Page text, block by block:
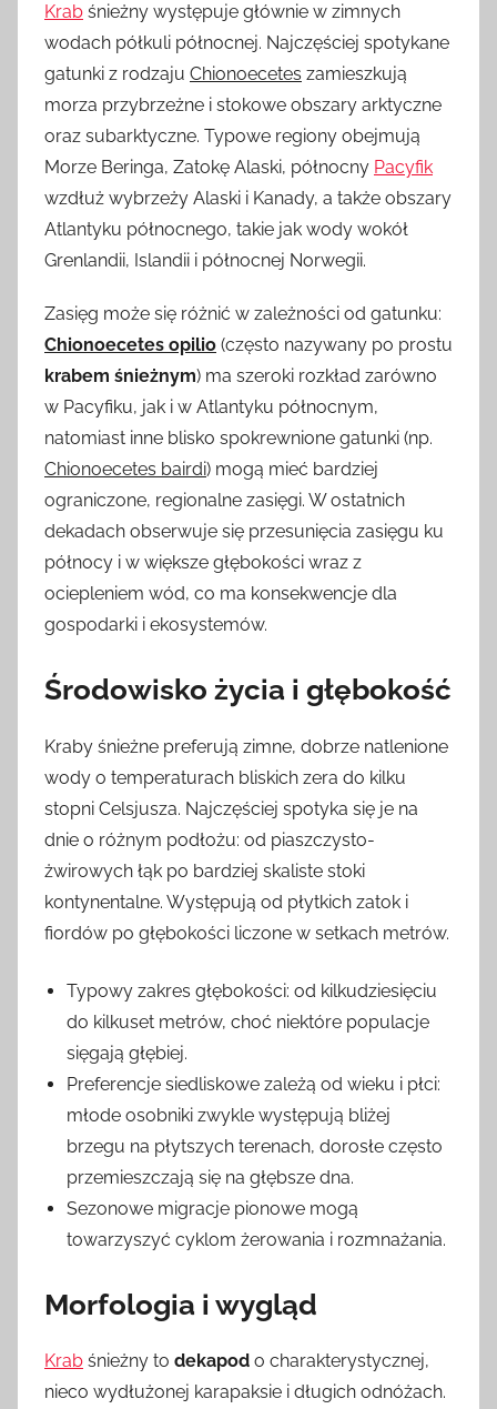
Krab śnieżny występuje głównie w zimnych
wodach półkuli północnej. Najczęściej spotykane
gatunki z rodzaju Chionoecetes zamieszkują
morza przybrzeżne i stokowe obszary arktyczne
oraz subarktyczne. Typowe regiony obejmują
Morze Beringa, Zatokę Alaski, północny Pacyfik
wzdłuż wybrzeży Alaski i Kanady, a także obszary
Atlantyku północnego, takie jak wody wokół
Grenlandii, Islandii i północnej Norwegii.
Zasięg może się różnić w zależności od gatunku:
Chionoecetes opilio (często nazywany po prostu
krabem śnieżnym) ma szeroki rozkład zarówno
w Pacyfiku, jak i w Atlantyku północnym,
natomiast inne blisko spokrewnione gatunki (np.
Chionoecetes bairdi) mogą mieć bardziej
ograniczone, regionalne zasięgi. W ostatnich
dekadach obserwuje się przesunięcia zasięgu ku
północy i w większe głębokości wraz z
ociepleniem wód, co ma konsekwencje dla
gospodarki i ekosystemów.
Środowisko życia i głębokość
Kraby śnieżne preferują zimne, dobrze natlenione
wody o temperaturach bliskich zera do kilku
stopni Celsjusza. Najczęściej spotyka się je na
dnie o różnym podłożu: od piaszczysto-
żwirowych łąk po bardziej skaliste stoki
kontynentalne. Występują od płytkich zatok i
fiordów po głębokości liczone w setkach metrów.
Typowy zakres głębokości: od kilkudziesięciu
do kilkuset metrów, choć niektóre populacje
sięgają głębiej.
Preferencje siedliskowe zależą od wieku i płci:
młode osobniki zwykle występują bliżej
brzegu na płytszych terenach, dorosłe często
przemieszczają się na głębsze dna.
Sezonowe migracje pionowe mogą
towarzyszyć cyklom żerowania i rozmnażania.
Morfologia i wygląd
Krab śnieżny to dekapod o charakterystycznej,
nieco wydłużonej karapaksie i długich odnóżach.